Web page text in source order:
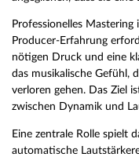
Professionelles Mastering
Producer-Erfahrung
nötigen Druck und eine
das musikalische Gefühl,
verloren gehen. Das Ziel
zwischen Dynamik und
Eine zentrale Rolle spielt
automatische